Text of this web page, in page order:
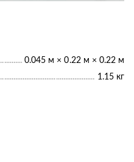
0.045 м × 0.22 м × 0.22 м
1.15 кг